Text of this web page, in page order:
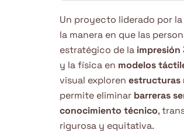
Un proyecto liderado por la
la manera en que las
estratégico de la impresión
y la física en modelos
visual exploren estructuras
permite eliminar barreras
conocimiento técnico,
rigurosa y equitativa.